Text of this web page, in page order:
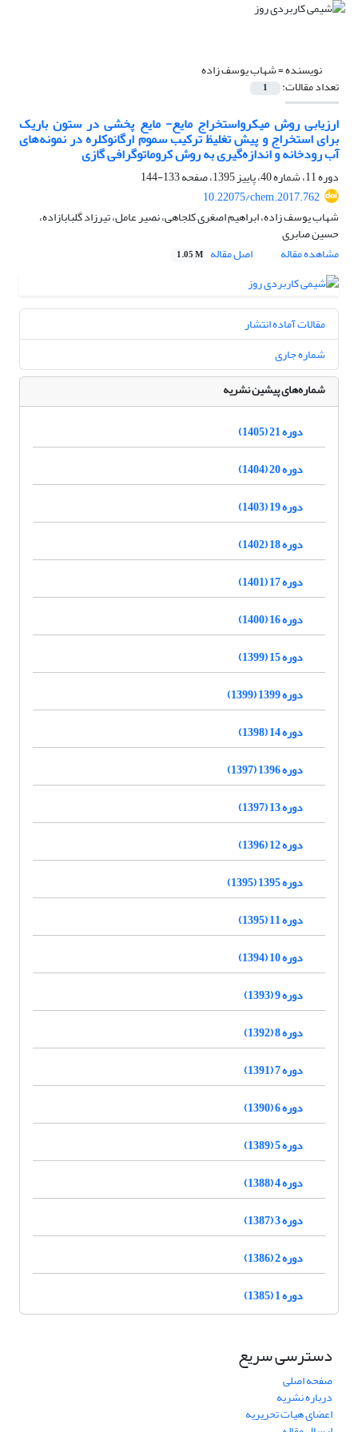
نویسنده =شهاب یوسف زاده
تعداد مقالات: 1
ارزیابی روش میکرواستخراج مایع- مایع پخشی در ستون باریک
برای استخراج و پیش تغلیظ ترکیب سموم ارگانوکلره در نمونه‌های
آب رودخانه و اندازه‌گیری به روش کروماتوگرافی گازی
دوره 11، شماره 40، پاییز 1395، صفحه
133-144
10.22075/chem.2017.762
شهاب یوسف زاده، ابراهیم اصغری کلجاهی، نصیر عامل، تیرزاد گلبابازاده،
حسین صابری
مشاهده مقاله
اصل مقاله 1.05 M
مقالات آماده انتشار
شماره جاری
شماره‌های پیشین نشریه
دوره 21 (1405)
دوره 20 (1404)
دوره 19 (1403)
دوره 18 (1402)
دوره 17 (1401)
دوره 16 (1400)
دوره 15 (1399)
دوره 1399 (1399)
دوره 14 (1398)
دوره 1396 (1397)
دوره 13 (1397)
دوره 12 (1396)
دوره 1395 (1395)
دوره 11 (1395)
دوره 10 (1394)
دوره 9 (1393)
دوره 8 (1392)
دوره 7 (1391)
دوره 6 (1390)
دوره 5 (1389)
دوره 4 (1388)
دوره 3 (1387)
دوره 2 (1386)
دوره 1 (1385)
دسترسی سریع
صفحه اصلی
درباره نشریه
اعضای هیات تحریریه